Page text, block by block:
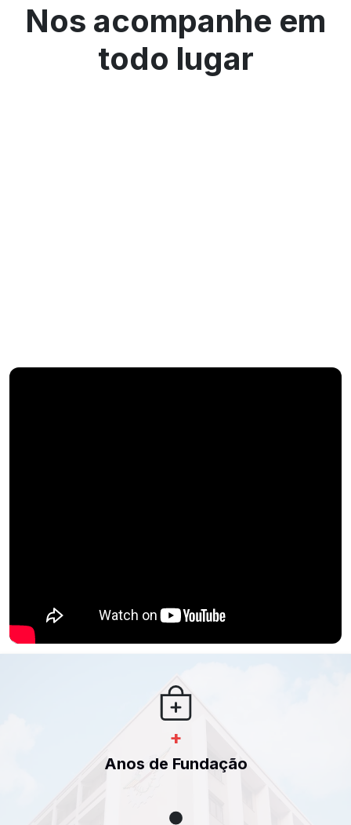
Nos acompanhe em
todo lugar
+
Anos de Fundação